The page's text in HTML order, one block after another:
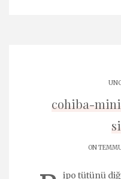
cohiba-
ON
ipo tütünü